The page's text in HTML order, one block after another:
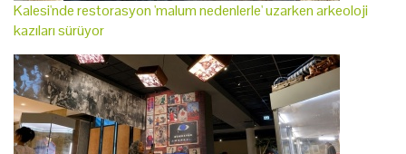
Kalesi'nde restorasyon 'malum nedenlerle' uzarken arkeoloji
kazıları sürüyor